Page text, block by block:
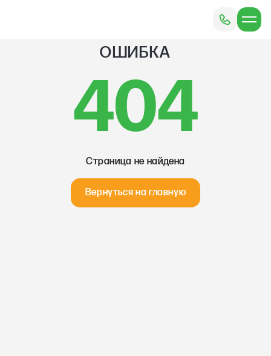
ОШИБКА
404
Страница не найдена
Вернуться на главную